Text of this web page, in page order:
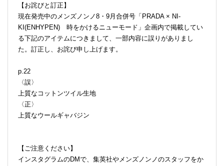
【お詫びと訂正】
現在発売中のメンズノンノ8・9月合併号「PRADA × NI-
KI(ENHYPEN) 時をかけるニューモード」企画内で掲載してい
る下記のアイテムにつきまして、一部内容に誤りがありまし
た。訂正し、お詫び申し上げます。
p.22
〈誤〉
上質なコットンツイル生地
〈正〉
上質なウールギャバジン
【ご注意ください】
インスタグラムのDMで、集英社やメンズノンノのスタッフをか